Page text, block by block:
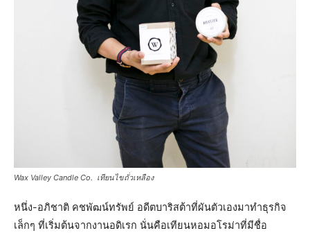
Wax Valley Candle Co. เทียนไขถั่วเหลือง
หนึ่ง-อภิชาติ คชพัฒน์ทรัพย์ อดีตบาริสต้าที่ผันตัวเองมาทำธุรกิจ
เล็กๆ ที่เริ่มต้นจากงานอดิเรก นั่นคือเทียนหอมอโรม่าที่มีชื่อ